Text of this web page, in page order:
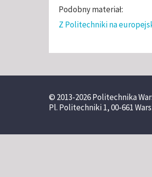
Podobny materiał:
Z Politechniki na
© 2013-2026 Politechnika
Pl. Politechniki 1, 00-661